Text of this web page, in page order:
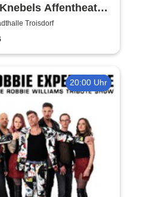
Affentheater
Troisdorf
20:00 Uhr